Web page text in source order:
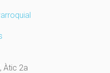
Àtic 2a